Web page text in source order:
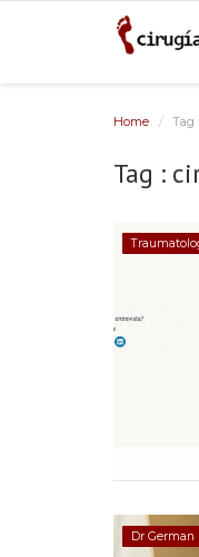
Home Tag
Tag :
Dr German